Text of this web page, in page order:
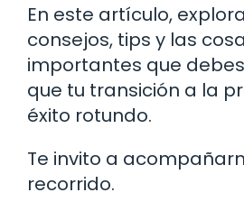
En este artículo,
consejos, tips y las
importantes que
que tu transición a la
éxito rotundo.
Te invito a
recorrido.